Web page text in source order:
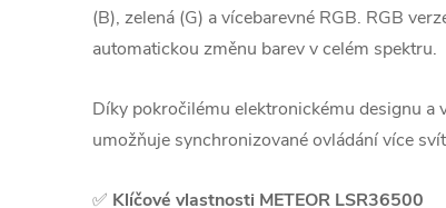
(B), zelená (G) a vícebarevné RGB. RGB
automatickou změnu barev v celém spektru.
Díky pokročilému elektronickému designu a
umožňuje synchronizované ovládání více
✅ Klíčové vlastnosti METEOR LSR36500